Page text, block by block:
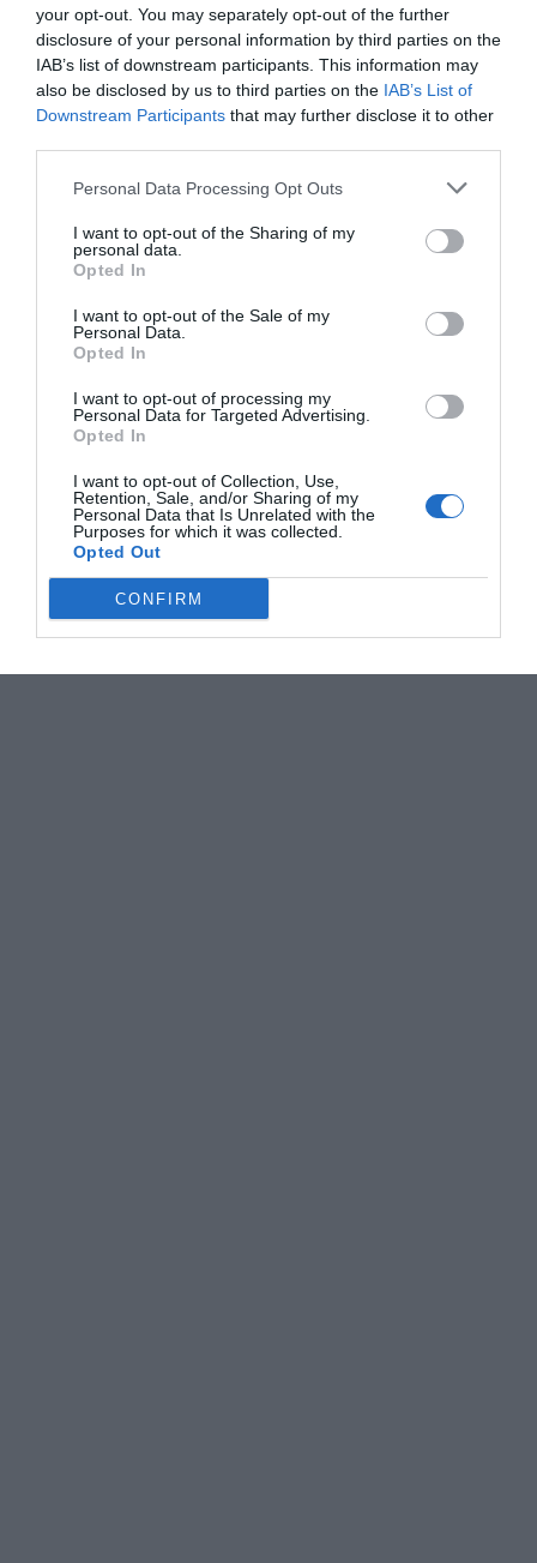
your opt-out. You may separately opt-out of the further
disclosure of your personal information by third parties on the
IAB’s list of downstream participants. This information may
also be disclosed by us to third parties on the IAB’s List of
Downstream Participants that may further disclose it to other
Personal Data Processing Opt Outs
I want to opt-out of the Sharing of my
personal data.
Opted In
I want to opt-out of the Sale of my
Personal Data.
Opted In
I want to opt-out of processing my
Personal Data for Targeted Advertising.
Opted In
I want to opt-out of Collection, Use,
Retention, Sale, and/or Sharing of my
Personal Data that Is Unrelated with the
Purposes for which it was collected.
Opted Out
CONFIRM